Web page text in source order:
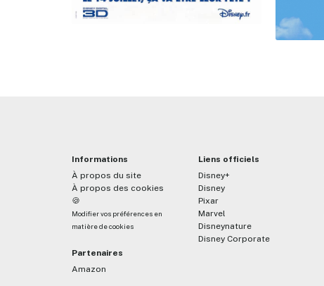
Informations
À propos du site
À propos des cookies
🍪
Modifier vos préférences en
matière de cookies
Partenaires
Amazon
Liens officiels
Disney+
Disney
Pixar
Marvel
Disneynature
Disney Corporate